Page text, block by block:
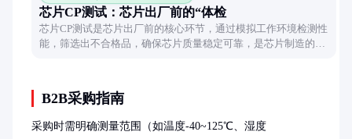
芯片CP测试：芯片出厂前的“体检
芯片CP测试是芯片出厂前的核心环节，通过模拟工作环境检测性
能，筛选出不合格品，确保芯片质量稳定可靠，是芯片制造的重
B2B采购指南
采购时需明确测量范围（如温度-40~125℃、湿度